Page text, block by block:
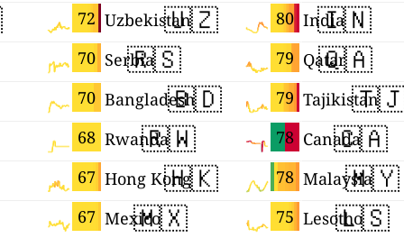
🇮🇳
India
🇶🇦
Qatar
Tajikistan
🇨🇦
Canada
🇲🇾
Malaysia
🇱🇸
Lesotho
🇺🇿 80
Uzbekistan
🇷🇸 79
Serbia
🇧🇩 79
Bangladesh
🇷🇼 78
Rwanda
🇭🇰 78
Hong Kong
🇲🇽 75
Mexico
72
70
70
68
67
67